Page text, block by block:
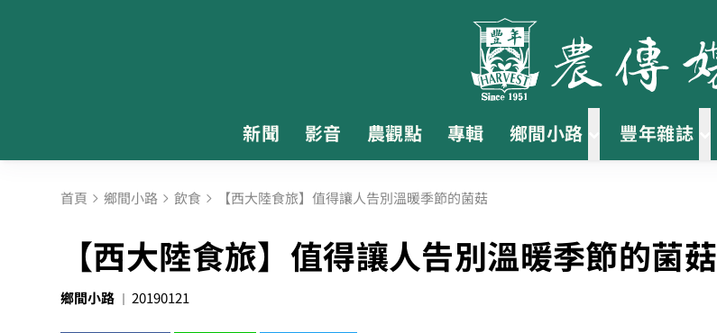
新聞 影音 農觀點 專輯 鄉間小路 豐年雜誌
首頁 鄉間小路 飲食 【西大陸食旅】值得讓人告別溫暖季節的菌菇
【西大陸食旅】值得讓人告別溫暖季節的菌菇
鄉間小路 20190121